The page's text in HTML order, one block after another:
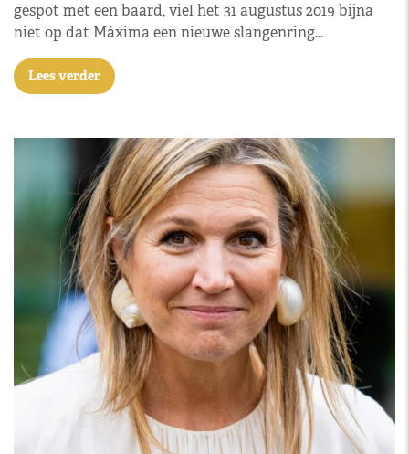
gespot met een baard, viel het 31 augustus 2019 bijna
niet op dat Máxima een nieuwe slangenring…
Lees verder